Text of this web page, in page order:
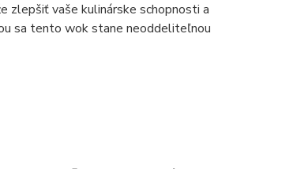
zlepšiť vaše kulinárske schopnosti a
sa tento wok stane neoddeliteľnou